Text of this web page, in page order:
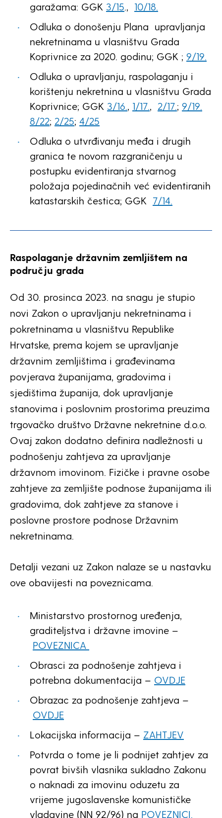
garažama: GGK 3/15., 10/18.
Odluka o donošenju Plana upravljanja
nekretninama u vlasništvu Grada
Koprivnice za 2020. godinu; GGK ; 9/19.
Odluka o upravljanju, raspolaganju i
korištenju nekretnina u vlasništvu Grada
Koprivnice; GGK 3/16., 1/17., 2/17.; 9/19.
8/22; 2/25; 4/25
Odluka o utvrđivanju međa i drugih
granica te novom razgraničenju u
postupku evidentiranja stvarnog
položaja pojedinačnih već evidentiranih
katastarskih čestica; GGK 7/14.
Raspolaganje državnim zemljištem na
području grada
Od 30. prosinca 2023. na snagu je stupio
novi Zakon o upravljanju nekretninama i
pokretninama u vlasništvu Republike
Hrvatske, prema kojem se upravljanje
državnim zemljištima i građevinama
povjerava županijama, gradovima i
sjedištima županija, dok upravljanje
stanovima i poslovnim prostorima preuzima
trgovačko društvo Državne nekretnine d.o.o.
Ovaj zakon dodatno definira nadležnosti u
podnošenju zahtjeva za upravljanje
državnom imovinom. Fizičke i pravne osobe
zahtjeve za zemljište podnose županijama ili
gradovima, dok zahtjeve za stanove i
poslovne prostore podnose Državnim
nekretninama.
Detalji vezani uz Zakon nalaze se u nastavku
ove obavijesti na poveznicama.
Ministarstvo prostornog uređenja,
graditeljstva i državne imovine –
POVEZNICA
Obrasci za podnošenje zahtjeva i
potrebna dokumentacija – OVDJE
Obrazac za podnošenje zahtjeva –
OVDJE
Lokacijska informacija – ZAHTJEV
Potvrda o tome je li podnijet zahtjev za
povrat bivših vlasnika sukladno Zakonu
o naknadi za imovinu oduzetu za
vrijeme jugoslavenske komunističke
vladavine (NN 92/96) na POVEZNICI.